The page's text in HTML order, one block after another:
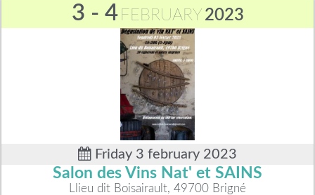
3 - 4 FEBRUARY 2023
Friday 3 february 2023
Salon des Vins Nat' et SAINS
Llieu dit Boisairault, 49700 Brigné